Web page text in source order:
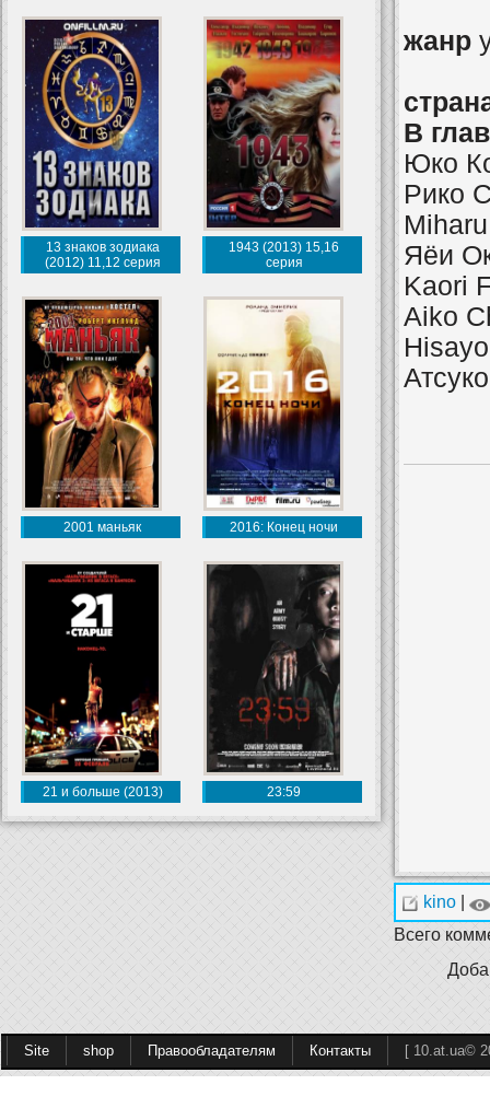
13 знаков зодиака
(2012) 11,12 серия
1943 (2013) 15,16
серия
2001 маньяк 2016: Конец ночи
21 и больше (2013) 23:59
жанр
В
Юко
Рико
Яёи
Kaori
Aiko
kino
Всего
Site shop Правообладателям Контакты [ 10.at.ua©